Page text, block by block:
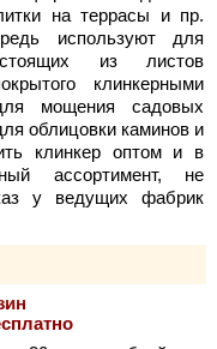
на террасы и пр.
используют для
из листов
клинкерными
мощения садовых
облицовки каминов и
клинкер оптом и в
ассортимент, не
у ведущих фабрик